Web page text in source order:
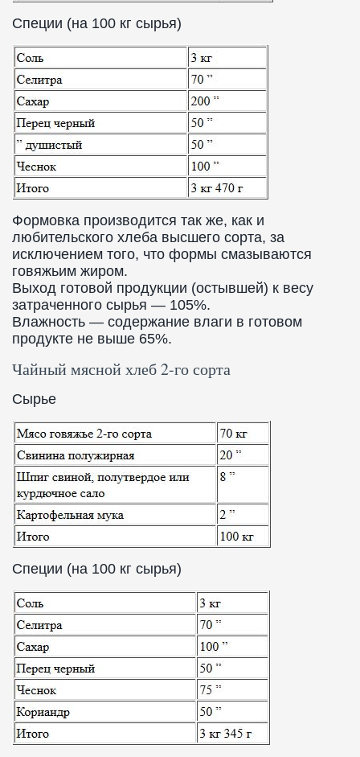
Специи (на 100 кг сырья)
Формовка производится так же, как и
любительского хлеба высшего сорта, за
исключением того, что формы смазываются
говяжьим жиром.
Выход готовой продукции (остывшей) к весу
затраченного сырья — 105%.
Влажность — содержание влаги в готовом
продукте не выше 65%.
Чайный мясной хлеб 2-го сорта
Сырье
Специи (на 100 кг сырья)